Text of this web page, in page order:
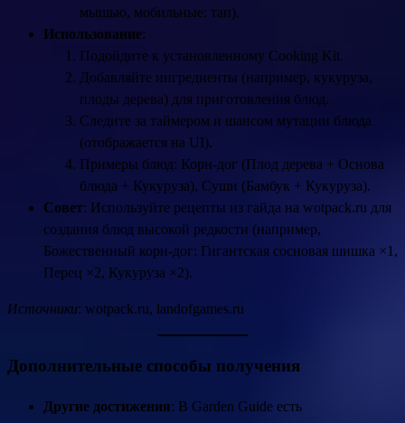
мышью, мобильные: тап).
Использование:
Подойдите к установленному Cooking Kit.
Добавляйте ингредиенты (например, кукуруза,
плоды дерева) для приготовления блюд.
Следите за таймером и шансом мутации блюда
(отображается на UI).
Примеры блюд: Корн-дог (Плод дерева + Основа
блюда + Кукуруза), Суши (Бамбук + Кукуруза).
Совет: Используйте рецепты из гайда на wotpack.ru для
создания блюд высокой редкости (например,
Божественный корн-дог: Гигантская сосновая шишка ×1,
Перец ×2, Кукуруза ×2).
Источники: wotpack.ru, landofgames.ru
Дополнительные способы получения
Другие достижения: В Garden Guide есть